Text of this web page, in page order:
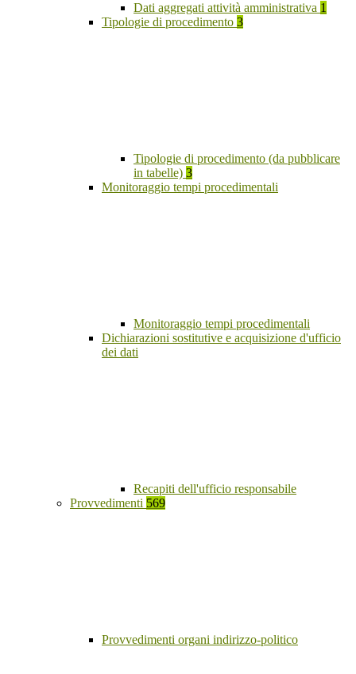
Dati aggregati attività amministrativa 1
Tipologie di procedimento 3
Tipologie di procedimento (da pubblicare
in tabelle) 3
Monitoraggio tempi procedimentali
Monitoraggio tempi procedimentali
Dichiarazioni sostitutive e acquisizione d'ufficio
dei dati
Recapiti dell'ufficio responsabile
Provvedimenti 569
Provvedimenti organi indirizzo-politico